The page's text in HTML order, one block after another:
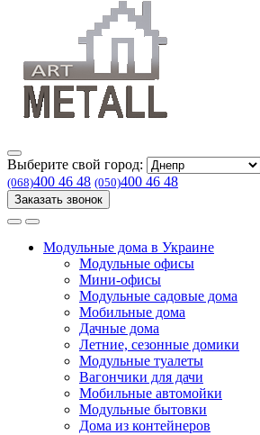
Выберите свой город:
(068)400 46 48 (050)400 46 48
Заказать звонок
Модульные дома в Украине
Модульные офисы
Мини-офисы
Модульные садовые дома
Мобильные дома
Дачные дома
Летние, сезонные домики
Модульные туалеты
Вагончики для дачи
Мобильные автомойки
Модульные бытовки
Дома из контейнеров